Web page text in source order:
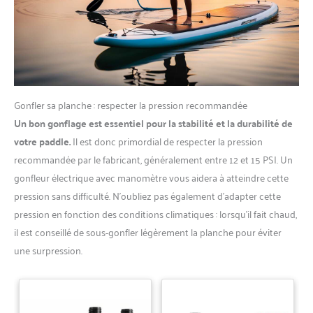
refroidissement actif avec
ventilateur axial à grande vitesse
et ouvertures efficaces de
dissipation thermique pour
limiter l’accumulation de chaleur.
Cette pompe electrique paddle
aide à maintenir des
performances stables même
pendant les journées d’été les
Gonfler sa planche : respecter la pression recommandée
Un bon gonflage est essentiel pour la stabilité et la durabilité de
votre paddle.Il est donc primordial de respecter la pression
recommandée par le fabricant, généralement entre 12 et 15 PSI. Un
gonfleur électrique avec manomètre vous aidera à atteindre cette
pression sans difficulté. N’oubliez pas également d’adapter cette
pression en fonction des conditions climatiques : lorsqu’il fait chaud,
il est conseillé de sous-gonfler légèrement la planche pour éviter
une surpression.